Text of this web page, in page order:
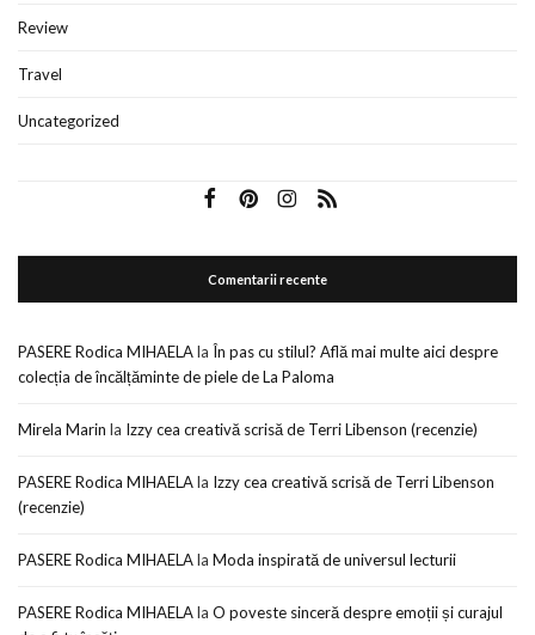
Review
Travel
Uncategorized
Comentarii recente
PASERE Rodica MIHAELAla În pas cu stilul? Află mai multe aici despre
colecția de încălțăminte de piele de La Paloma
Mirela Marin la Izzy cea creativă scrisă de Terri Libenson (recenzie)
PASERE Rodica MIHAELAla Izzy cea creativă scrisă de Terri Libenson
(recenzie)
PASERE Rodica MIHAELAla Moda inspirată de universul lecturii
PASERE Rodica MIHAELAla O poveste sinceră despre emoții și curajul